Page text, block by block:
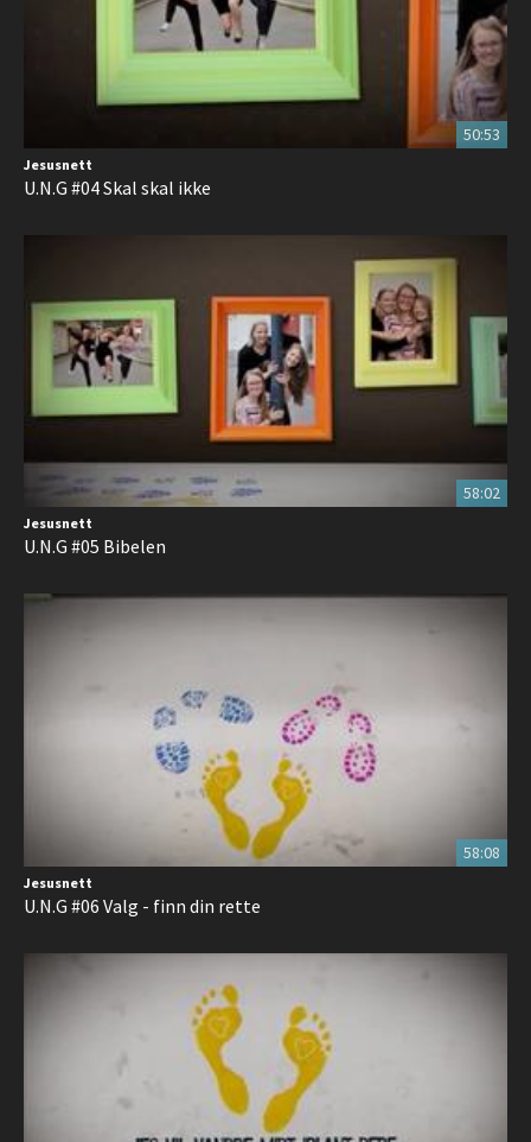
50:53
Jesusnett
U.N.G #04 Skal skal ikke
58:02
Jesusnett
U.N.G #05 Bibelen
58:08
Jesusnett
U.N.G #06 Valg - finn din rette